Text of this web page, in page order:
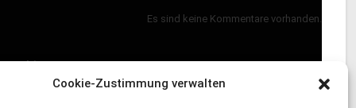
Cookie-Zustimmung verwalten
Es sind keine Kommentare vorhanden.
Archives